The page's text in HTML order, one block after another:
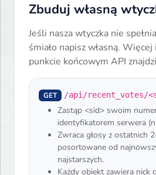
Zbuduj własną
Jeśli nasza wtyczka nie
śmiało napisz własną.
punkcie końcowym API
GET /api/recent_votes/
Zastąp <sid> swoim
identyfikatorem serwera
Zwraca głosy z ostatnich
posortowane od
najstarszych.
Każdy obiekt zawiera nick